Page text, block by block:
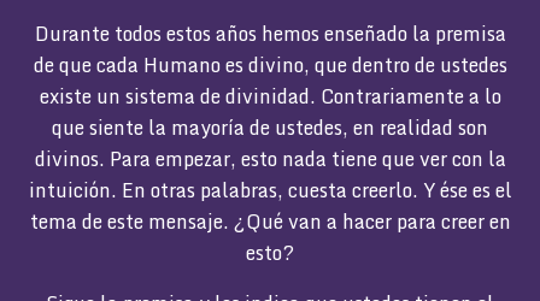
Durante todos estos años hemos enseñado la premisa
de que cada Humano es divino, que dentro de ustedes
existe un sistema de divinidad. Contrariamente a lo
que siente la mayoría de ustedes, en realidad son
divinos. Para empezar, esto nada tiene que ver con la
intuición. En otras palabras, cuesta creerlo. Y ése es el
tema de este mensaje. ¿Qué van a hacer para creer en
esto?